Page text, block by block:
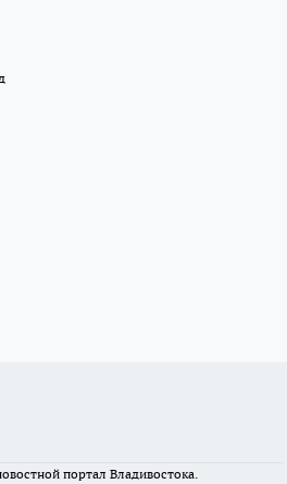
портал Владивостока.